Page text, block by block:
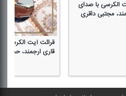
صدای
داقری
قرائت آیت الكرسی با صدای
قاری ارجمند، حسن افكار